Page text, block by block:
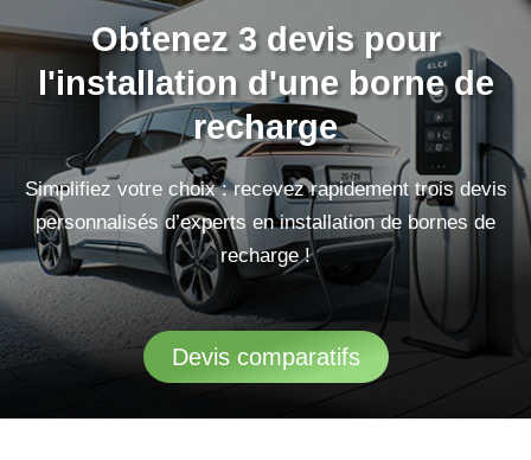
Obtenez 3 devis pour
l'installation d'une borne de
recharge
Simplifiez votre choix : recevez rapidement trois devis
personnalisés d’experts en installation de bornes de
recharge !
Devis comparatifs